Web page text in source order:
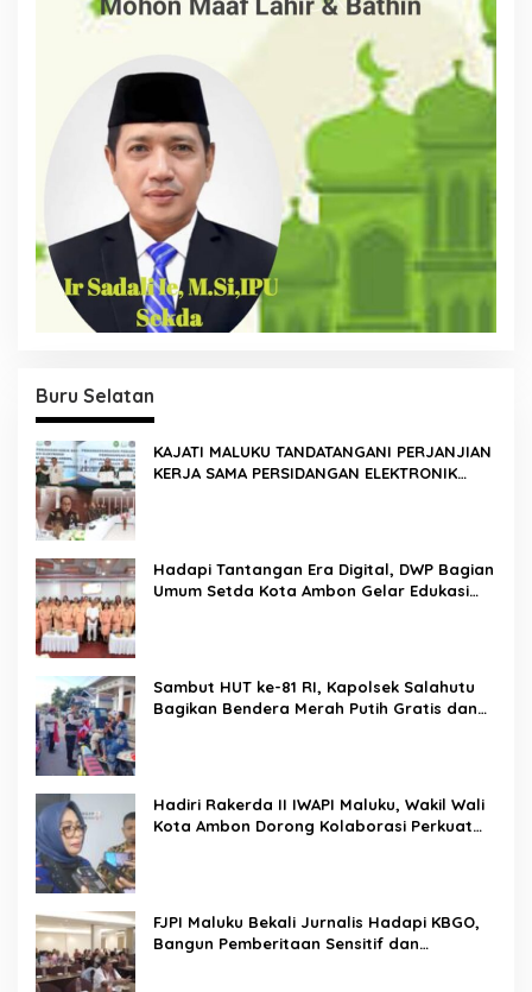
Buru Selatan
KAJATI MALUKU TANDATANGANI PERJANJIAN
KERJA SAMA PERSIDANGAN ELEKTRONIK
Hadapi Tantangan Era Digital, DWP Bagian
Umum Setda Kota Ambon Gelar Edukasi
Sambut HUT ke-81 RI, Kapolsek Salahutu
Bagikan Bendera Merah Putih Gratis dan
Hadiri Rakerda II IWAPI Maluku, Wakil Wali
Kota Ambon Dorong Kolaborasi Perkuat
FJPI Maluku Bekali Jurnalis Hadapi KBGO,
Bangun Pemberitaan Sensitif dan